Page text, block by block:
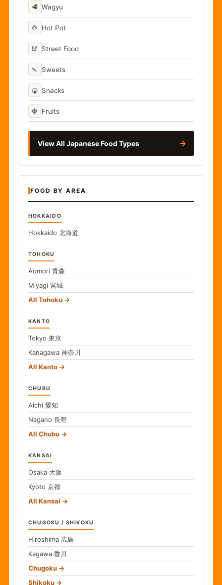
🥩 Wagyu
🍲 Hot Pot
🥢 Street Food
🍡 Sweets
🍘 Snacks
🍓 Fruits
View All Japanese Food Types →
FOOD BY AREA
HOKKAIDO
Hokkaido 北海道
TOHOKU
Aomori 青森
Miyagi 宮城
All Tohoku
KANTO
Tokyo 東京
Kanagawa 神奈川
All Kanto
CHUBU
Aichi 愛知
Nagano 長野
All Chubu
KANSAI
Osaka 大阪
Kyoto 京都
All Kansai
CHUGOKU / SHIKOKU
Hiroshima 広島
Kagawa 香川
Chugoku
Shikoku